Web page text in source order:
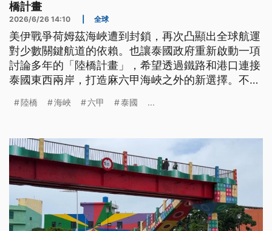
橋計畫
2026/6/26 14:10 全球
美伊戰爭荷姆茲海峽遭到封鎖，再次凸顯出全球航運
對少數關鍵航道的依賴。也讓泰國政府重新啟動一項
討論多年的「陸橋計畫」，希望透過鐵路和港口連接
泰國東西兩岸，打造麻六甲海峽之外的新選擇。不
和投資疑慮，地方居民也出現反對聲浪。
陸橋 海峽 六甲 泰國 ...